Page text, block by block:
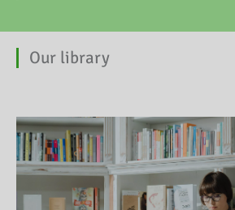
Our library